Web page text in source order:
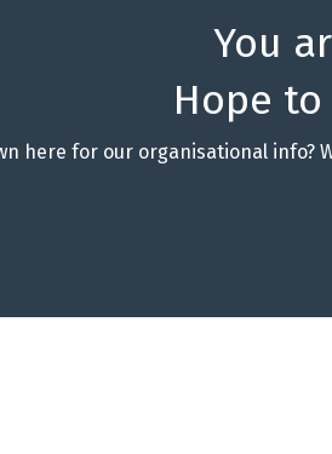
You
Hope
here for our organisational info?